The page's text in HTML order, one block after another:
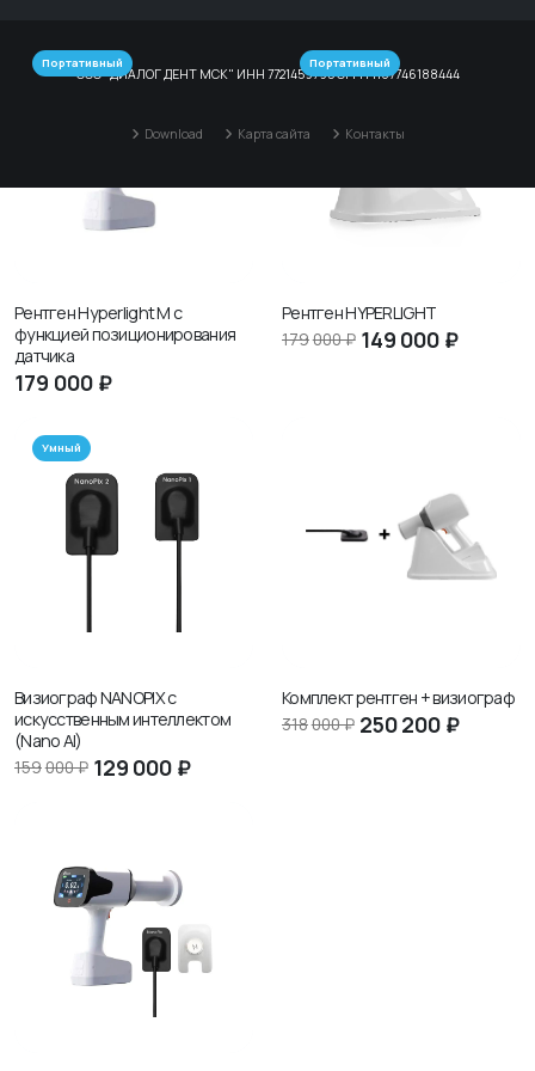
Портативный
Рентген Hyperlight M с
функцией позиционирования
датчика
179 000 ₽
Портативный
Рентген HYPERLIGHT
149 000 ₽
179000 ₽
Умный
Визиограф NANOPIX с
искусственным интеллектом
(Nano AI)
129 000 ₽
159000 ₽
Комплект рентген + визиограф
250200 ₽
318000 ₽
ООО "ДИАЛОГ ДЕНТ МСК" ИНН 7721459795 ОГРН 1167746188444
Download Карта сайта Контакты